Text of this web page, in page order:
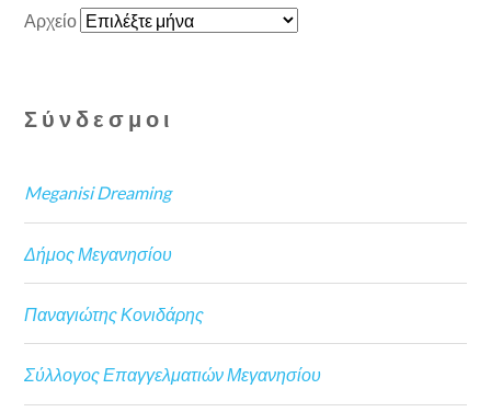
Αρχείο
Σύνδεσμοι
Meganisi Dreaming
Δήμος Μεγανησίου
Παναγιώτης Κονιδάρης
Σύλλογος Επαγγελματιών Μεγανησίου